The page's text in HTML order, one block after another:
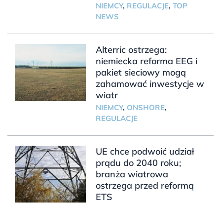
NIEMCY, REGULACJE, TOP
NEWS
Alterric ostrzega:
niemiecka reforma EEG i
pakiet sieciowy mogą
zahamować inwestycje w
wiatr
NIEMCY, ONSHORE,
REGULACJE
UE chce podwoić udział
prądu do 2040 roku;
branża wiatrowa
ostrzega przed reformą
ETS